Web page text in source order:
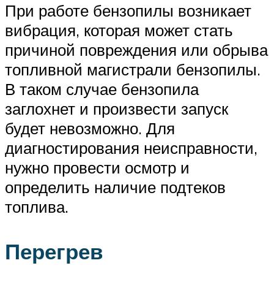
При работе бензопилы возникает
вибрация, которая может стать
причиной повреждения или обрыва
топливной магистрали бензопилы.
В таком случае бензопила
заглохнет и произвести запуск
будет невозможно. Для
диагностирования неисправности,
нужно провести осмотр и
определить наличие подтеков
топлива.
Перегрев